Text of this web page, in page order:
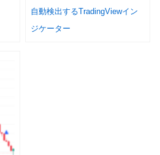
自動検出するTradingViewイン
ジケーター